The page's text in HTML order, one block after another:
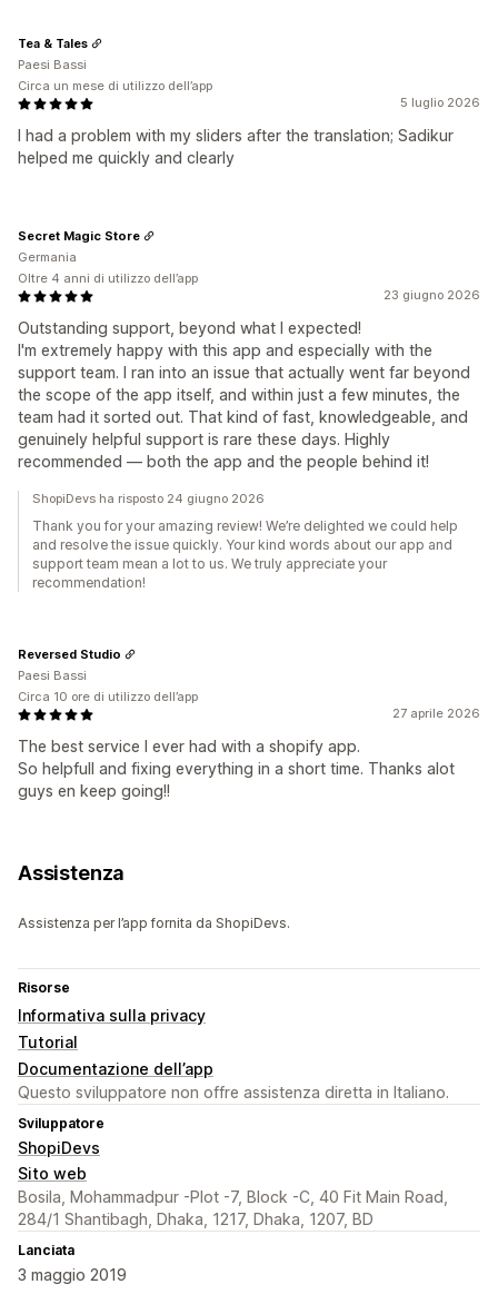
5 luglio 2026
I had a problem with my sliders after the translation; Sadikur
helped me quickly and clearly
Tea & Tales
Paesi Bassi
Circa un mese di utilizzo dell’app
23 giugno 2026
Outstanding support, beyond what I expected!
I'm extremely happy with this app and especially with the
support team. I ran into an issue that actually went far beyond
the scope of the app itself, and within just a few minutes, the
team had it sorted out. That kind of fast, knowledgeable, and
genuinely helpful support is rare these days. Highly
recommended — both the app and the people behind it!
Secret Magic Store
Germania
Oltre 4 anni di utilizzo dell’app
ShopiDevs ha risposto 24 giugno 2026
Thank you for your amazing review! We’re delighted we could help
and resolve the issue quickly. Your kind words about our app and
support team mean a lot to us. We truly appreciate your
recommendation!
27 aprile 2026
The best service I ever had with a shopify app.
So helpfull and fixing everything in a short time. Thanks alot
guys en keep going!!
Reversed Studio
Paesi Bassi
Circa 10 ore di utilizzo dell’app
Assistenza
Assistenza per l’app fornita da ShopiDevs.
Risorse
Informativa sulla privacy
Tutorial
Documentazione dell’app
Questo sviluppatore non offre assistenza diretta in Italiano.
Sviluppatore
ShopiDevs
Sito web
Bosila, Mohammadpur -Plot -7, Block -C, 40 Fit Main Road,
284/1 Shantibagh, Dhaka, 1217, Dhaka, 1207, BD
Lanciata
3 maggio 2019